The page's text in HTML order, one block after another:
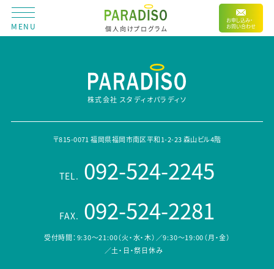
MENU 個人向けプログラム
お申し込み・
お問い合わせ
株式会社 スタディオパラディソ
〒815-0071 福岡県福岡市南区平和1-2-23 森山ビル4階
TEL. 092-524-2245
FAX. 092-524-2281
受付時間：9:30～21:00（火・水・木）／9:30～19:00（月・金）
／土・日・祭日休み